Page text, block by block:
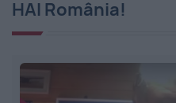
HAI România!